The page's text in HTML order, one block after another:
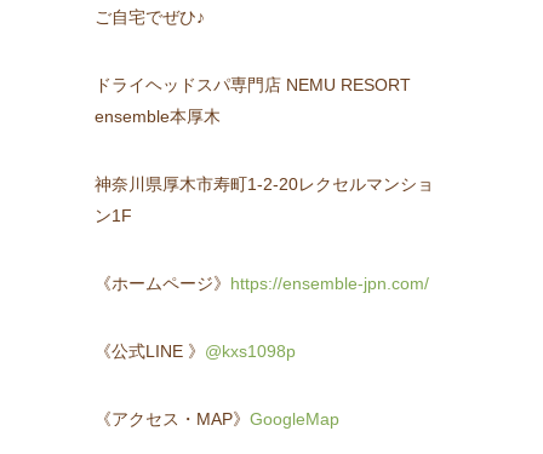
ご自宅でぜひ♪
ドライヘッドスパ専門店 NEMU RESORT
ensemble本厚木
神奈川県厚木市寿町1-2-20レクセルマンショ
ン1F
《ホームページ》 https://ensemble-jpn.com/
《公式LINE 》 @kxs1098p
《アクセス・MAP》GoogleMap